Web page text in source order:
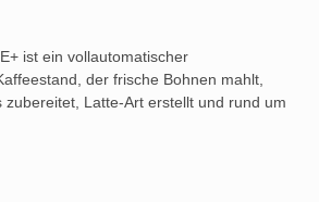
ist ein vollautomatischer
der frische Bohnen mahlt,
zubereitet, Latte-Art erstellt und rund um